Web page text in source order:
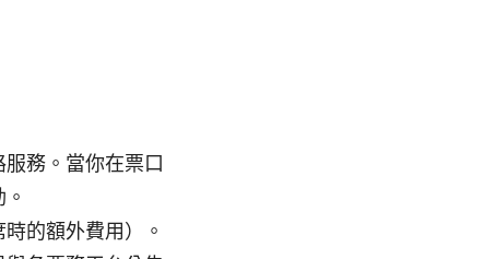
務。當你在票口
的額外費用）。